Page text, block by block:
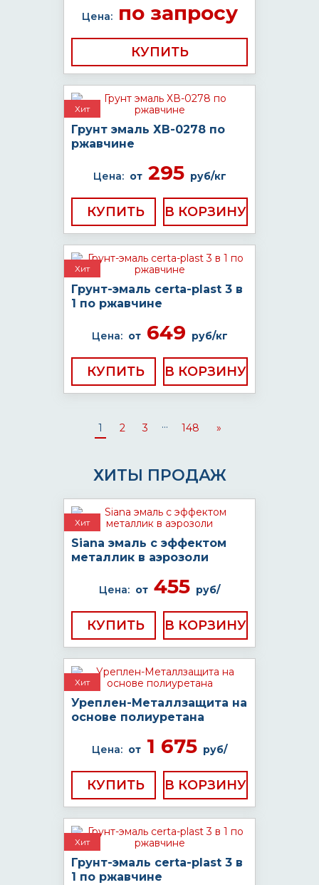
Цена:по запросу
КУПИТЬ
Хит
Грунт эмаль ХВ-0278 по
ржавчине
Цена: от295 руб/кг
КУПИТЬ
Хит
Грунт-эмаль certa-plast 3 в
1 по ржавчине
Цена: от649 руб/кг
КУПИТЬ
1 2 3 ... 148 »
ХИТЫ ПРОДАЖ
Хит
Siana эмаль с эффектом
металлик в аэрозоли
Цена: от 455 руб/
КУПИТЬ
Хит
Уреплен-Металлзащита на
основе полиуретана
Цена: от 1 675 руб/
КУПИТЬ
Хит
Грунт-эмаль certa-plast 3 в
1 по ржавчине